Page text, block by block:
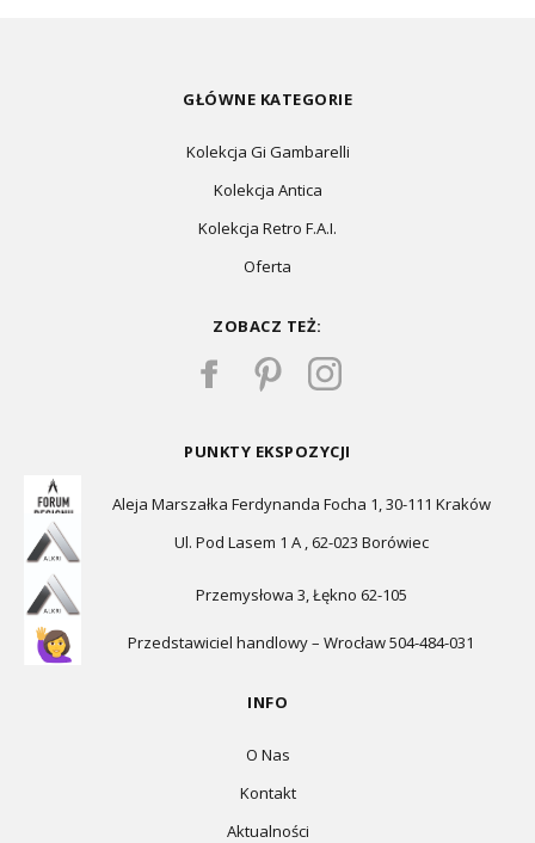
GŁÓWNE KATEGORIE
Kolekcja Gi Gambarelli
Kolekcja Antica
Kolekcja Retro F.A.I.
Oferta
ZOBACZ TEŻ:
PUNKTY EKSPOZYCJI
Aleja Marszałka Ferdynanda Focha 1, 30-111 Kraków
Ul. Pod Lasem 1 A , 62-023 Borówiec
Przemysłowa 3, Łękno 62-105
Przedstawiciel handlowy – Wrocław 504-484-031
INFO
O Nas
Kontakt
Aktualności